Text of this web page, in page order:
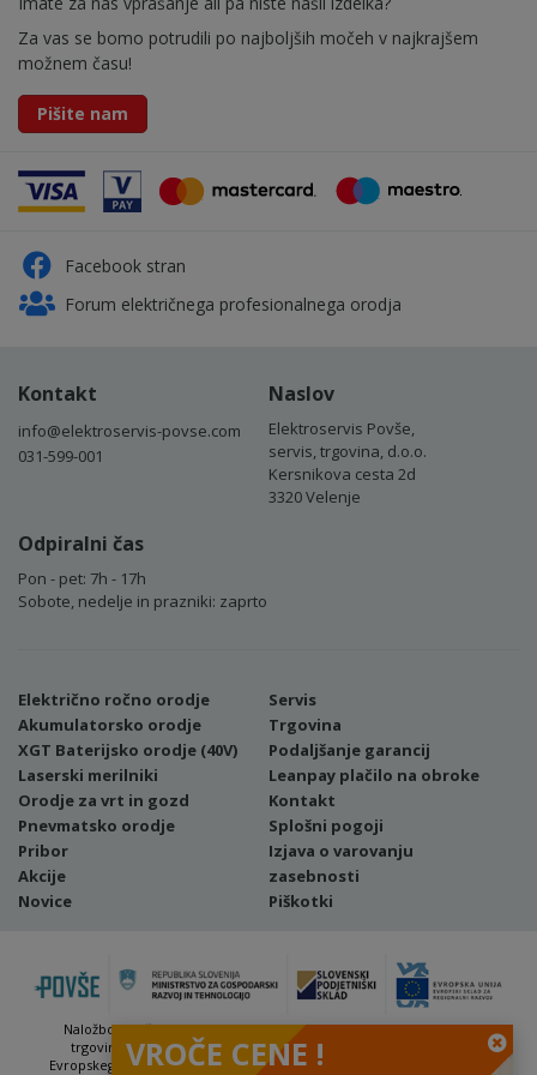
Za vas se bomo potrudili po najboljših močeh v najkrajšem
možnem času!
Pišite nam
Facebook stran
Forum električnega profesionalnega orodja
Kontakt
info@elektroservis-povse.com
031-599-001
Naslov
Elektroservis Povše,
servis, trgovina, d.o.o.
Kersnikova cesta 2d
3320 Velenje
Odpiralni čas
Pon - pet: 7h - 17h
Sobote, nedelje in prazniki: zaprto
Električno ročno orodje
Akumulatorsko orodje
XGT Baterijsko orodje (40V)
Laserski merilniki
Orodje za vrt in gozd
Pnevmatsko orodje
Pribor
Akcije
Novice
Servis
Trgovina
Podaljšanje garancij
Leanpay plačilo na obroke
Kontakt
Splošni pogoji
Izjava o varovanju
zasebnosti
Piškotki
Naložbo (Vavčer za digitalni marketing - spletna stran ter spletna
trgovina) sofinancirata Republika Slovenija in Evropska unija iz
Evropskega sklada za regionalni razvoj. Sofinanciranje se je pridobilo
VROČE CENE !